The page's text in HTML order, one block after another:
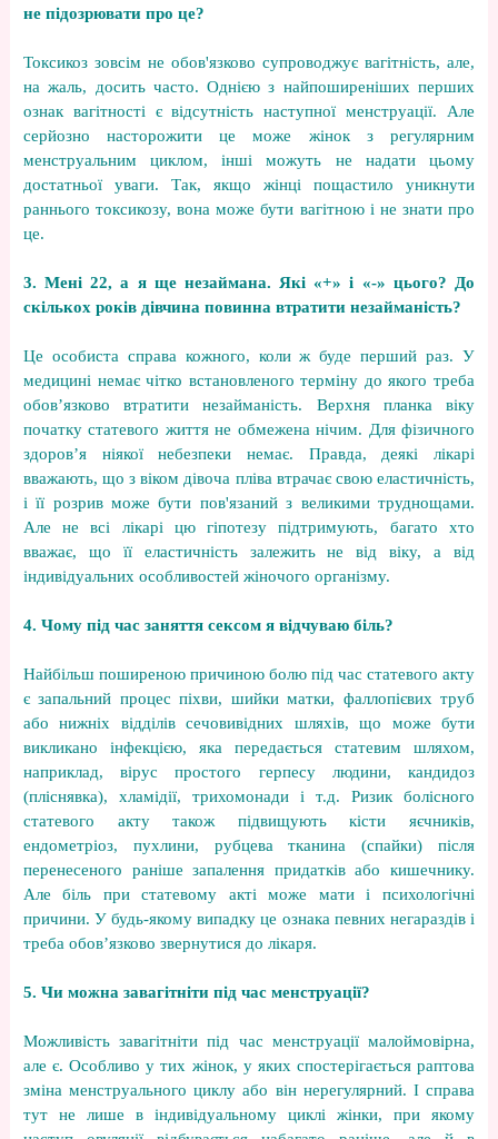
не підозрювати про це?
Токсикоз зовсім не обов'язково супроводжує вагітність, але,
на жаль, досить часто. Однією з найпоширеніших перших
ознак вагітності є відсутність наступної менструації. Але
серйозно насторожити це може жінок з регулярним
менструальним циклом, інші можуть не надати цьому
достатньої уваги. Так, якщо жінці пощастило уникнути
раннього токсикозу, вона може бути вагітною і не знати про
це.
3. Мені 22, а я ще незаймана. Які «+» і «-» цього? До
скількох років дівчина повинна втратити незайманість?
Це особиста справа кожного, коли ж буде перший раз. У
медицині немає чітко встановленого терміну до якого треба
обов’язково втратити незайманість. Верхня планка віку
початку статевого життя не обмежена нічим. Для фізичного
здоров’я ніякої небезпеки немає. Правда, деякі лікарі
вважають, що з віком дівоча пліва втрачає свою еластичність,
і її розрив може бути пов'язаний з великими труднощами.
Але не всі лікарі цю гіпотезу підтримують, багато хто
вважає, що її еластичність залежить не від віку, а від
індивідуальних особливостей жіночого організму.
4. Чому під час заняття сексом я відчуваю біль?
Найбільш поширеною причиною болю під час статевого акту
є запальний процес піхви, шийки матки, фаллопієвих труб
або нижніх відділів сечовивідних шляхів, що може бути
викликано інфекцією, яка передається статевим шляхом,
наприклад, вірус простого герпесу людини, кандидоз
(пліснявка), хламідії, трихомонади і т.д. Ризик болісного
статевого акту також підвищують кісти яєчників,
ендометріоз, пухлини, рубцева тканина (спайки) після
перенесеного раніше запалення придатків або кишечнику.
Але біль при статевому акті може мати і психологічні
причини. У будь-якому випадку це ознака певних негараздів і
треба обов’язково звернутися до лікаря.
5. Чи можна завагітніти під час менструації?
Можливість завагітніти під час менструації малоймовірна,
але є. Особливо у тих жінок, у яких спостерігається раптова
зміна менструального циклу або він нерегулярний. І справа
тут не лише в індивідуальному циклі жінки, при якому